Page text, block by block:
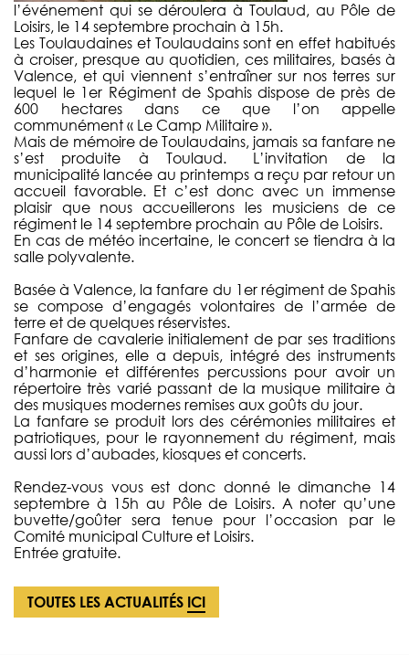
l’événement qui se déroulera à Toulaud, au Pôle de
Loisirs, le 14 septembre prochain à 15h.
Les Toulaudaines et Toulaudains sont en effet habitués
à croiser, presque au quotidien, ces militaires, basés à
Valence, et qui viennent s’entraîner sur nos terres sur
lequel le 1er Régiment de Spahis dispose de près de
600 hectares dans ce que l’on appelle
communément « Le Camp Militaire ».
Mais de mémoire de Toulaudains, jamais sa fanfare ne
s’est produite à Toulaud. L’invitation de la
municipalité lancée au printemps a reçu par retour un
accueil favorable. Et c’est donc avec un immense
plaisir que nous accueillerons les musiciens de ce
régiment le 14 septembre prochain au Pôle de Loisirs.
En cas de météo incertaine, le concert se tiendra à la
salle polyvalente.
Basée à Valence, la fanfare du 1er régiment de Spahis
se compose d’engagés volontaires de l’armée de
terre et de quelques réservistes.
Fanfare de cavalerie initialement de par ses traditions
et ses origines, elle a depuis, intégré des instruments
d’harmonie et différentes percussions pour avoir un
répertoire très varié passant de la musique militaire à
des musiques modernes remises aux goûts du jour.
La fanfare se produit lors des cérémonies militaires et
patriotiques, pour le rayonnement du régiment, mais
aussi lors d’aubades, kiosques et concerts.
Rendez-vous vous est donc donné le dimanche 14
septembre à 15h au Pôle de Loisirs. A noter qu’une
buvette/goûter sera tenue pour l’occasion par le
Comité municipal Culture et Loisirs.
Entrée gratuite.
TOUTES LES ACTUALITÉS ICI